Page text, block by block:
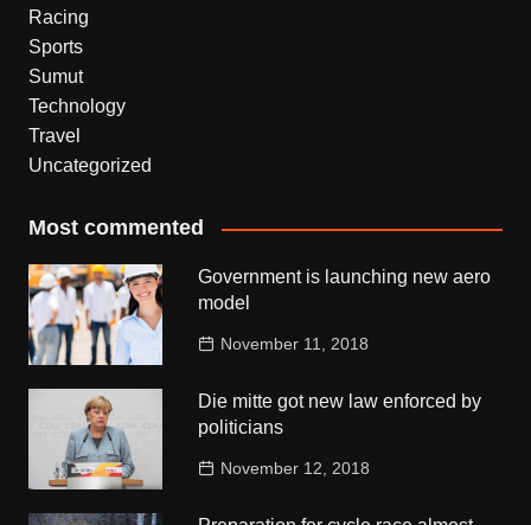
Racing
Sports
Sumut
Technology
Travel
Uncategorized
Most commented
Government is launching new aero
model
November 11, 2018
Die mitte got new law enforced by
politicians
November 12, 2018